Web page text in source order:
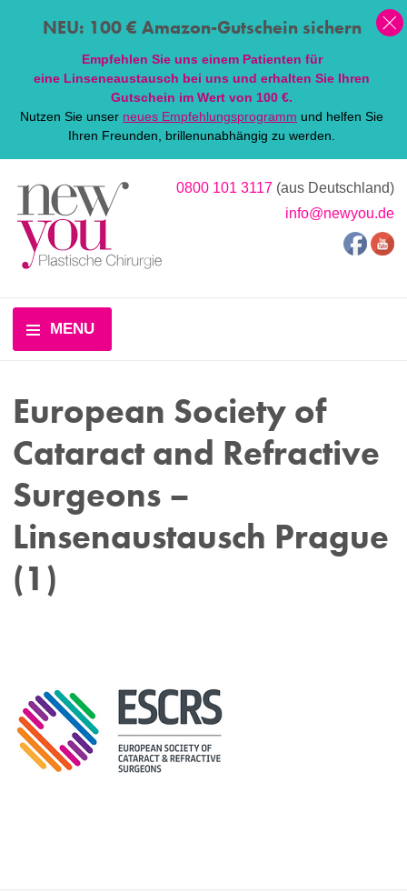
NEU: 100 € Amazon-Gutschein sichern
Empfehlen Sie uns einem Patienten für
eine Linseneaustausch bei uns und erhalten Sie Ihren
Gutschein im Wert von 100 €.
Nutzen Sie unser neues Empfehlungsprogramm und helfen Sie
Ihren Freunden, brillenunabhängig zu werden.
0800 101 3117 (aus Deutschland)
info@newyou.de
MENU
European Society of
Cataract and Refractive
Surgeons –
Linsenaustausch Prague
(1)